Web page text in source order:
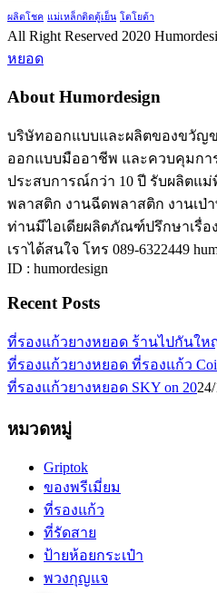
ผลิตโชค แม่เหล็กติดตู้เย็น โตโยต้า
All Right Reserved 2020
หยอด
About Humordesign
บริษัทออกแบบและผลิตของขวัญ
ออกแบบมืออาชีพ และควบคุมกา
ประสบการณ์กว่า 10 ปี รับผลิตแ
พลาสติก งานฉีดพลาสติก งานเป่
ท่านมีไอเดียผลิตภัณฑ์ปรึกษาเรื่อ
เราได้สนใจ โทร 089-6322449
ID : humordesign
Recent Posts
ที่รองแก้วยางหยอด ร้านไปกันให
ที่รองแก้วยางหยอด ที่รองแก้ว
ที่รองแก้วยางหยอด SKY on 20
หมวดหมู่
Griptok
ของพรีเมี่ยม
ที่รองแก้ว
ที่รัดสาย
ป้ายห้อยกระเป๋า
พวงกุญแจ